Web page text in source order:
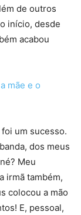
de outros
início, desde
acabou
mãe e o
um sucesso.
dos meus
Meu
irmã também,
colocou a mão
E, pessoal,